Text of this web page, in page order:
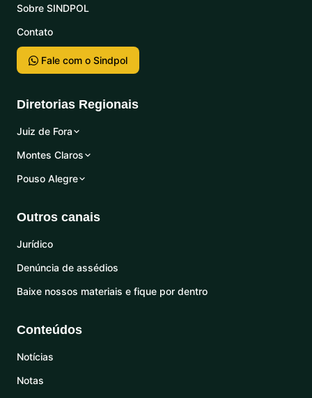
Sobre SINDPOL
Contato
Fale com o Sindpol
Diretorias Regionais
Juiz de Fora
Montes Claros
Pouso Alegre
Outros canais
Jurídico
Denúncia de assédios
Baixe nossos materiais e fique por dentro
Conteúdos
Notícias
Notas